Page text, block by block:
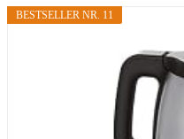
BESTSELLER NR. 11